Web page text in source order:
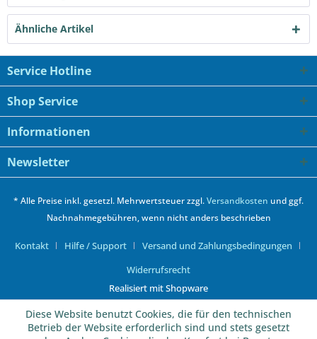
Ähnliche Artikel
Service Hotline
Shop Service
Informationen
Newsletter
* Alle Preise inkl. gesetzl. Mehrwertsteuer zzgl.Versandkosten und ggf.
Nachnahmegebühren, wenn nicht anders beschrieben
Kontakt Hilfe / Support
Versand und Zahlungsbedingungen
Widerrufsrecht
Realisiert mit Shopware
Diese Website benutzt Cookies, die für den technischen
Betrieb der Website erforderlich sind und stets gesetzt